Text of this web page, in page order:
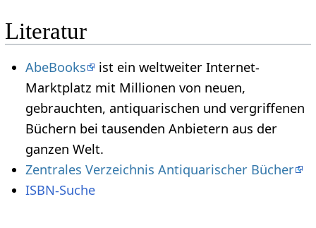
Literatur
AbeBooks
ist ein weltweiter Internet-
Marktplatz mit Millionen von neuen,
gebrauchten, antiquarischen und vergriffenen
Büchern bei tausenden Anbietern aus der
ganzen Welt.
Zentrales Verzeichnis Antiquarischer Bücher
ISBN-Suche